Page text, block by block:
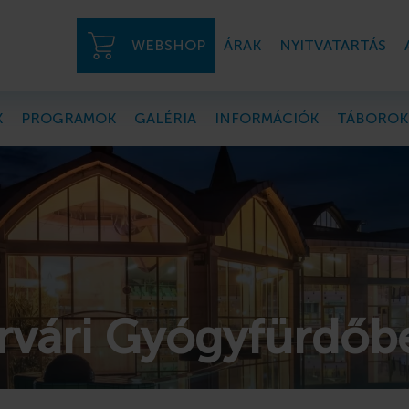
WEBSHOP ÁRAK NYITVATARTÁS
PROGRAMOK GALÉRIA INFORMÁCIÓK TÁBOROK
a